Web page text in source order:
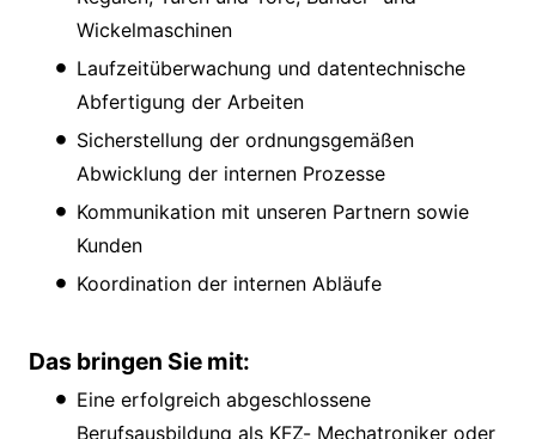
Wickelmaschinen
Laufzeitüberwachung und datentechnische
Abfertigung der Arbeiten
Sicherstellung der ordnungsgemäßen
Abwicklung der internen Prozesse
Kommunikation mit unseren Partnern sowie
Kunden
Koordination der internen Abläufe
Das bringen Sie mit:
Eine erfolgreich abgeschlossene
Berufsausbildung als KFZ- Mechatroniker oder